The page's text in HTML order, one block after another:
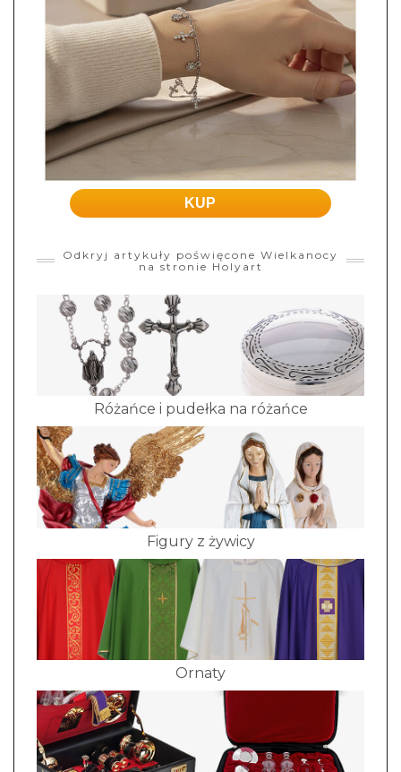
KUP
Odkryj artykuły poświęcone Wielkanocy
na stronie Holyart
Różańce i pudełka na różańce
Figury z żywicy
Ornaty